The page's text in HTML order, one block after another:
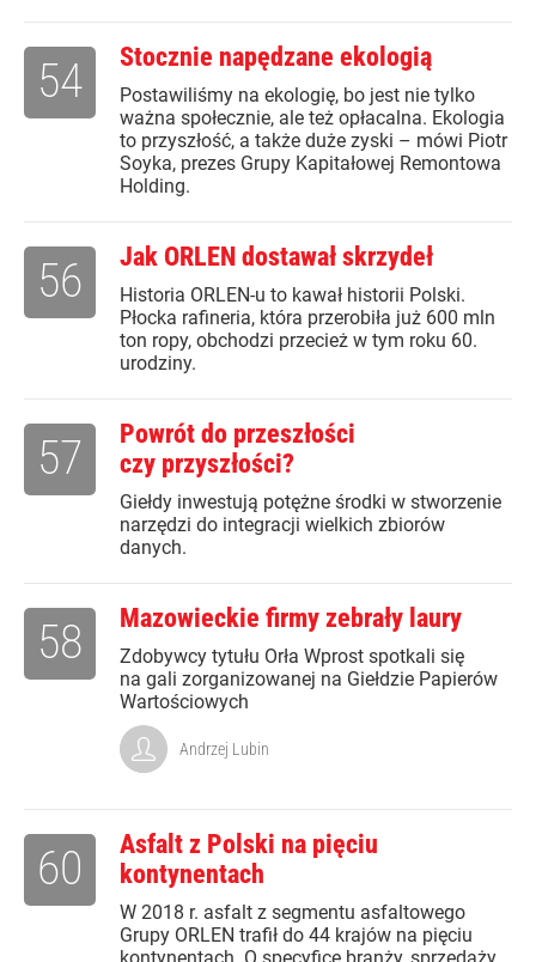
Stocznie napędzane ekologią
Postawiliśmy na ekologię, bo jest nie tylko
ważna społecznie, ale też opłacalna. Ekologia
to przyszłość, a także duże zyski – mówi Piotr
Soyka, prezes Grupy Kapitałowej Remontowa
Holding.
54
Jak ORLEN dostawał skrzydeł
Historia ORLEN-u to kawał historii Polski.
Płocka rafineria, która przerobiła już 600 mln
ton ropy, obchodzi przecież w tym roku 60.
urodziny.
56
Powrót do przeszłości
czy przyszłości?
Giełdy inwestują potężne środki w stworzenie
narzędzi do integracji wielkich zbiorów
danych.
57
Mazowieckie firmy zebrały laury
Zdobywcy tytułu Orła Wprost spotkali się
na gali zorganizowanej na Giełdzie Papierów
Wartościowych
58
Andrzej Lubin
Asfalt z Polski na pięciu
kontynentach
W 2018 r. asfalt z segmentu asfaltowego
Grupy ORLEN trafił do 44 krajów na pięciu
60